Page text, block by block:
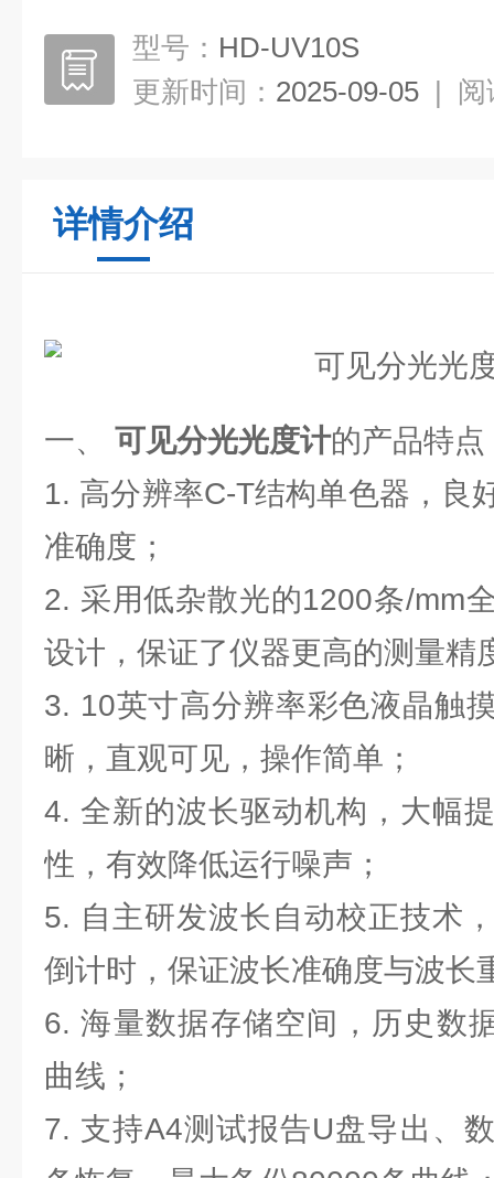
型号： HD-UV10S
更新时间： 2025-09-05 | 阅
详情介绍
一、 可见分光光度计的产品特点
1. 高分辨率C-T结构单色器，良
准确度；
2. 采用低杂散光的1200条/mm
设计，保证了仪器更高的测量精
3. 10英寸高分辨率彩色液晶触
晰，直观可见，操作简单；
4. 全新的波长驱动机构，大幅
性，有效降低运行噪声；
5. 自主研发波长自动校正技术
倒计时，保证波长准确度与波长
6. 海量数据存储空间，历史数
曲线；
7. 支持A4测试报告U盘导出、